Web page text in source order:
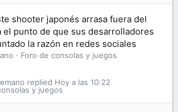
shooter japonés arrasa fuera del
el punto de que sus desarrolladores
la razón en redes sociales
Foro de consolas y juegos
y juegos
Hoy a las 10:22